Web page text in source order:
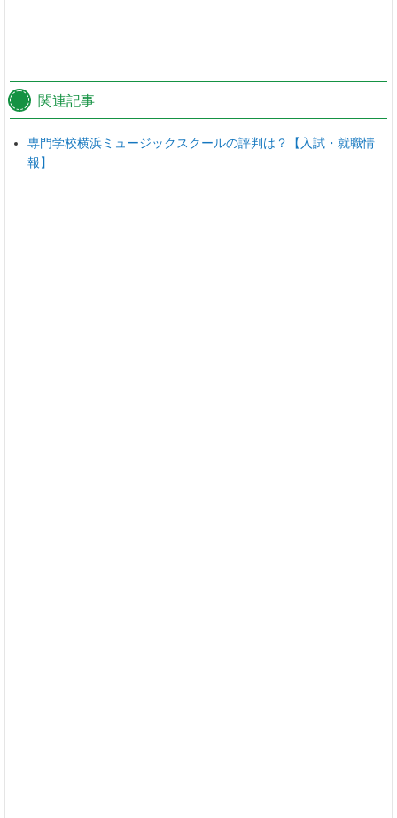
関連記事
専門学校横浜ミュージックスクールの評判は？【入試・就職情
報】